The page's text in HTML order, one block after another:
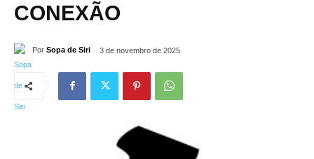
CONEXÃO
Por Sopa de Siri 3 de novembro de 2025